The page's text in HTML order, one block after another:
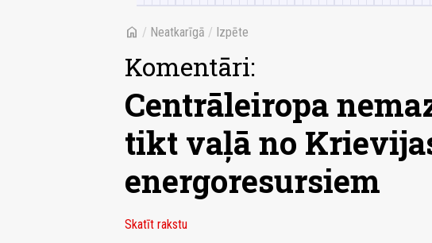
home / Neatkarīgā / Izpēte
Komentāri:
Centrāleiropa
tikt vaļā no
energoresursiem
Skatīt rakstu